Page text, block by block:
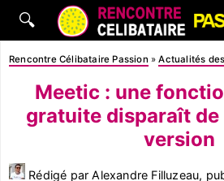
🔍
Rencontre Célibataire Passion »Actualités
Meetic : une
gratuite disparaît de
version
Rédigé par Alexandre Filluzeau,